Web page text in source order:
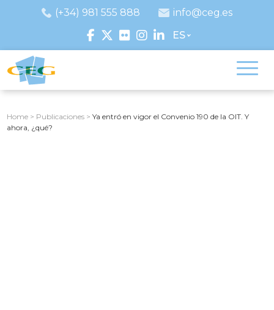
(+34) 981 555 888
info@ceg.es
ES
Home > Publicaciones >Ya entró en vigor el Convenio 190 de la OIT. Y
ahora, ¿qué?